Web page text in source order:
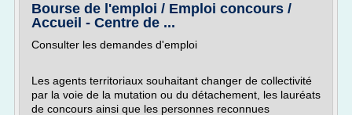
Bourse de l'emploi / Emploi concours /
Accueil - Centre de ...
Consulter les demandes d'emploi
Les agents territoriaux souhaitant changer de collectivité
par la voie de la mutation ou du détachement, les lauréats
de concours ainsi que les personnes reconnues